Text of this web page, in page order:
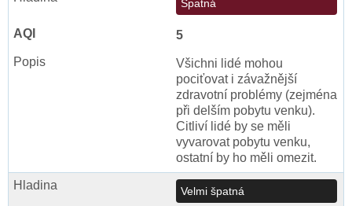
Špatná
5
Všichni lidé mohou
pociťovat i závažnější
zdravotní problémy (zejména
při delším pobytu venku).
Citliví lidé by se měli
vyvarovat pobytu venku,
ostatní by ho měli omezit.
Velmi špatná